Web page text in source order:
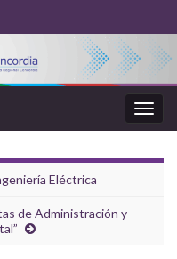
la
Eléctrica
de Administración y